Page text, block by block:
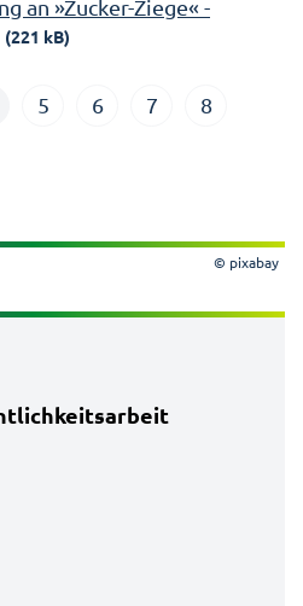
an »Zucker-Ziege« -
(221 kB)
5 6 7 8
© pixabay